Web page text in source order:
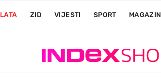
ZID VIJESTI SPORT MAGAZIN